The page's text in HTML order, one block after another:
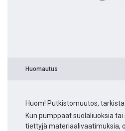
Huomautus
Huom! Putkistomuutos,
Kun pumppaat suolaliuoksia
tiettyjä materiaalivaatimuksia,